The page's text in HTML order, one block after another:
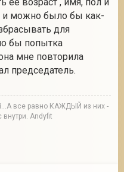
и можно было бы как-
для
бы попытка
мне повторила
председатель.
все равно КАЖДЫЙ из них -
Andyfit